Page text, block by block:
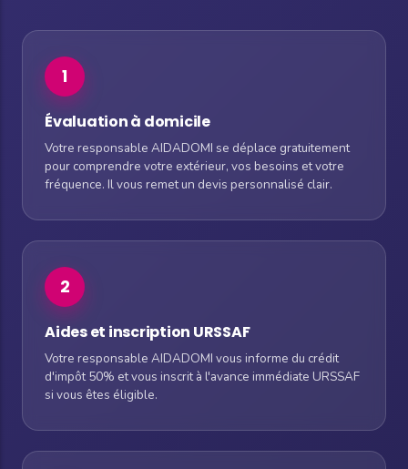
1
Évaluation à domicile
Votre responsable AIDADOMI se déplace gratuitement
pour comprendre votre extérieur, vos besoins et votre
fréquence. Il vous remet un devis personnalisé clair.
2
Aides et inscription URSSAF
Votre responsable AIDADOMI vous informe du crédit
d'impôt 50% et vous inscrit à l'avance immédiate URSSAF
si vous êtes éligible.